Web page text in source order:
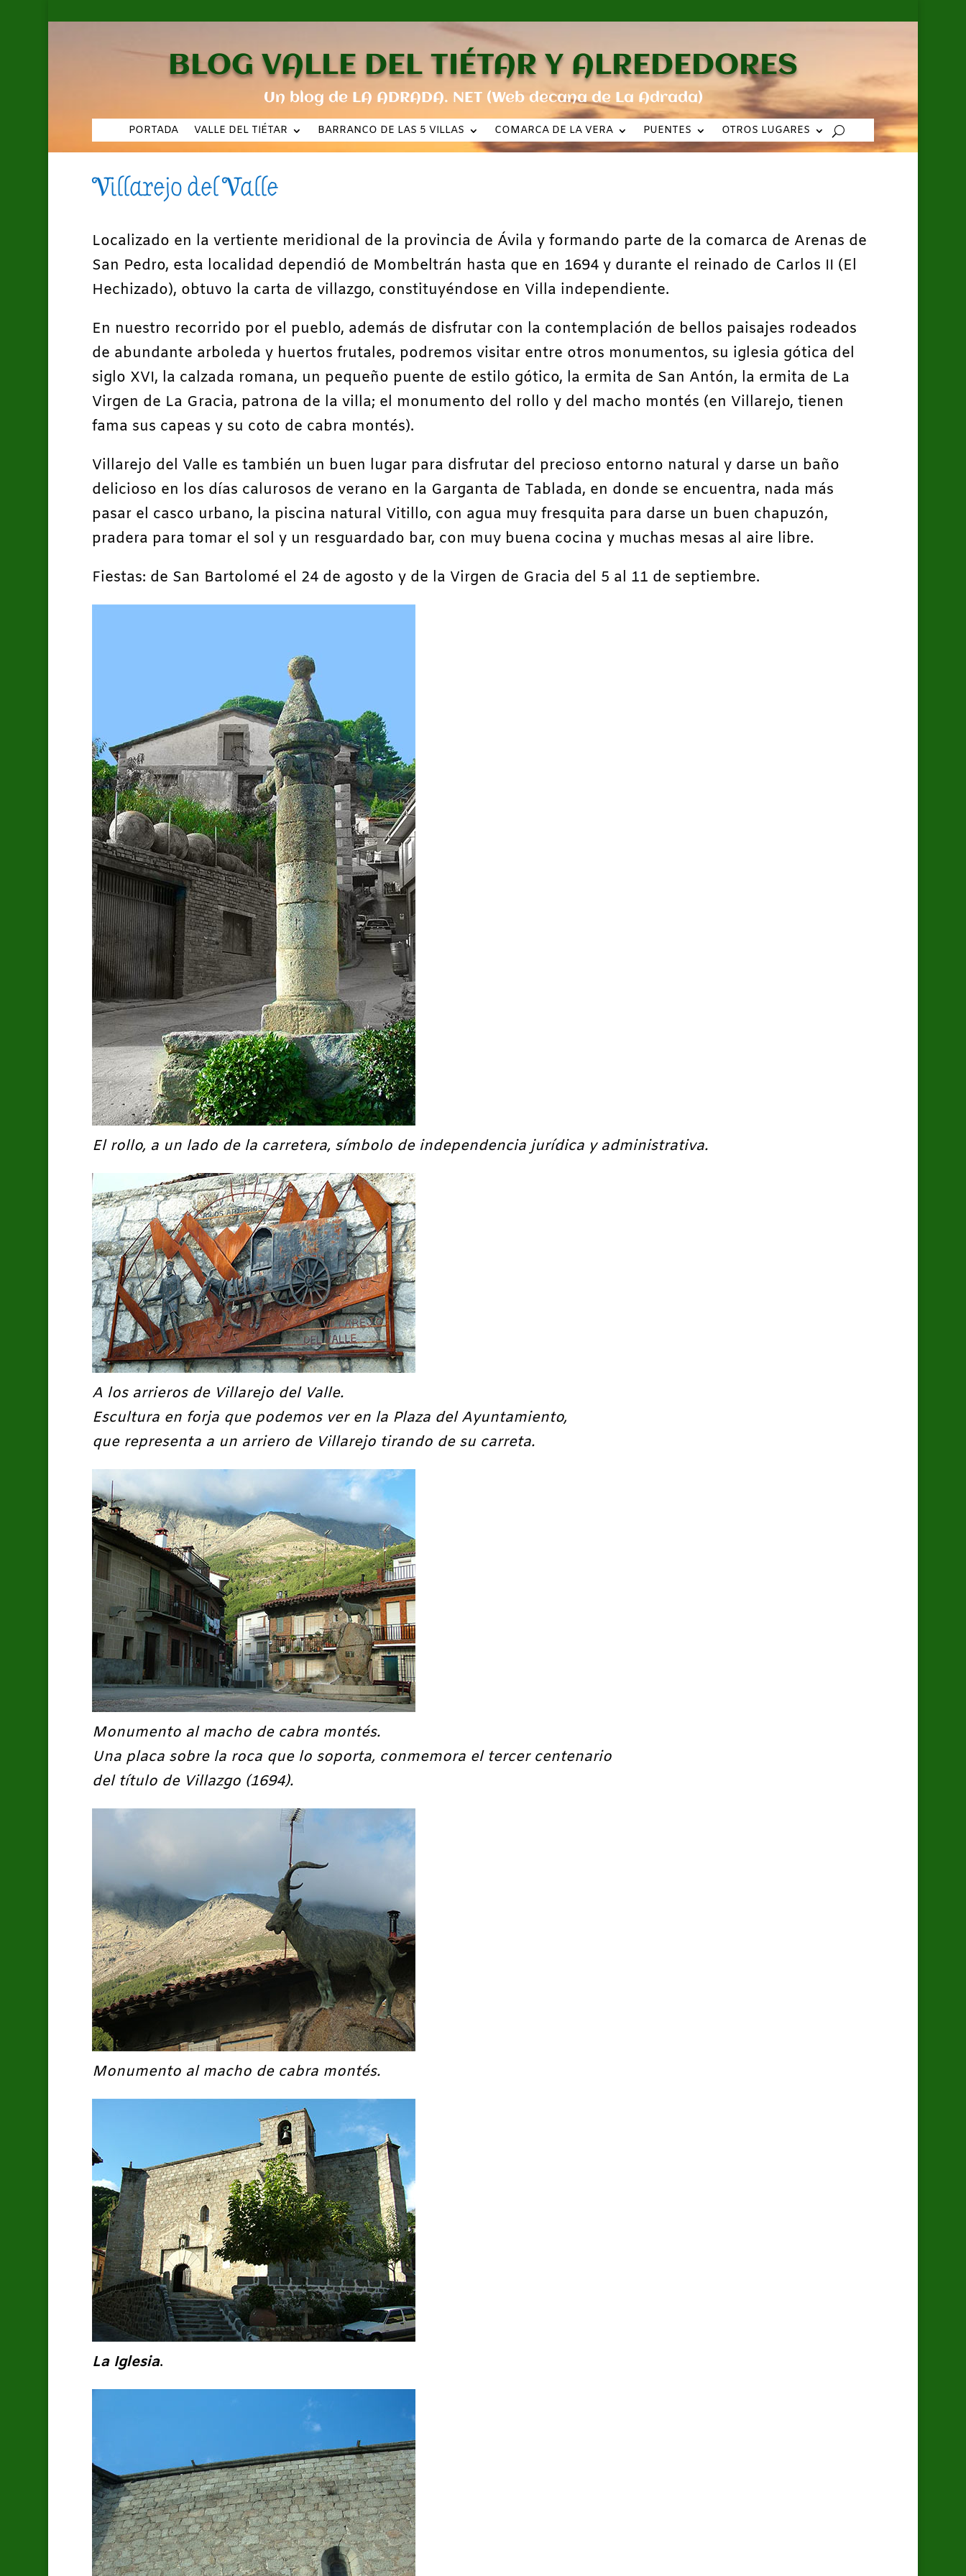
BLOG VALLE DEL TIÉTAR Y ALREDEDORES
Un blog de LA ADRADA. NET (Web decana de La Adrada)
PORTADA VALLE DEL TIÉTAR BARRANCO DE LAS 5 VILLAS COMARCA DE LA VERA PUENTES OTROS LUGARES
Villarejo del Valle
Localizado en la vertiente meridional de la provincia de Ávila y formando parte de la comarca de Arenas de
San Pedro, esta localidad dependió de Mombeltrán hasta que en 1694 y durante el reinado de Carlos II (El
Hechizado), obtuvo la carta de villazgo, constituyéndose en Villa independiente.
En nuestro recorrido por el pueblo, además de disfrutar con la contemplación de bellos paisajes rodeados
de abundante arboleda y huertos frutales, podremos visitar entre otros monumentos, su iglesia gótica del
siglo XVI, la calzada romana, un pequeño puente de estilo gótico, la ermita de San Antón, la ermita de La
Virgen de La Gracia, patrona de la villa; el monumento del rollo y del macho montés (en Villarejo, tienen
fama sus capeas y su coto de cabra montés).
Villarejo del Valle es también un buen lugar para disfrutar del precioso entorno natural y darse un baño
delicioso en los días calurosos de verano en la Garganta de Tablada, en donde se encuentra, nada más
pasar el casco urbano, la piscina natural Vitillo, con agua muy fresquita para darse un buen chapuzón,
pradera para tomar el sol y un resguardado bar, con muy buena cocina y muchas mesas al aire libre.
Fiestas: de San Bartolomé el 24 de agosto y de la Virgen de Gracia del 5 al 11 de septiembre.
El rollo, a un lado de la carretera, símbolo de independencia jurídica y administrativa.
A los arrieros de Villarejo del Valle.
Escultura en forja que podemos ver en la Plaza del Ayuntamiento,
que representa a un arriero de Villarejo tirando de su carreta.
Monumento al macho de cabra montés.
Una placa sobre la roca que lo soporta, conmemora el tercer centenario
del título de Villazgo (1694).
Monumento al macho de cabra montés.
La Iglesia.